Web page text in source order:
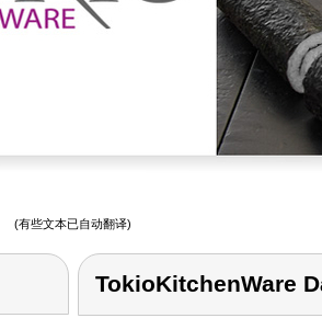
(有些文本已自动翻译)
TokioKitchenWare